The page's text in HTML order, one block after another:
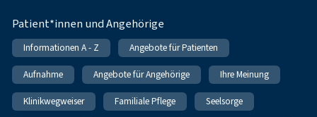
Patient*innen und Angehörige
Informationen A - Z Angebote für Patienten
Aufnahme Angebote für Angehörige Ihre Meinung
Klinikwegweiser Familiale Pflege Seelsorge